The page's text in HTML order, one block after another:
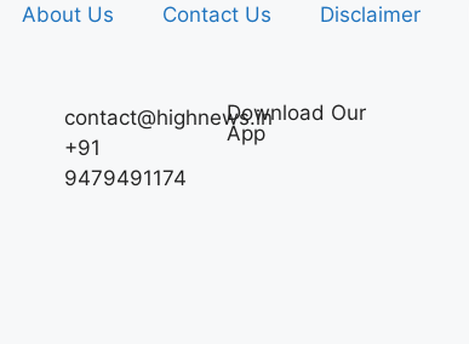
About Us Contact Us Disclaimer
contact@highnews.in
+91
9479491174
Download Our
App